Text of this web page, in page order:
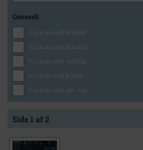
Generelt
Vis kun med billeder
Vis kun med filmklip
Vis kun med lydklip
Vis kun med kilder
Vis kun med geo-tag
Side 1 af 2